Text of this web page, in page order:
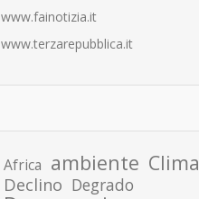
www.fainotizia.it
www.terzarepubblica.it
Africa ambiente Clima
Declino Degrado